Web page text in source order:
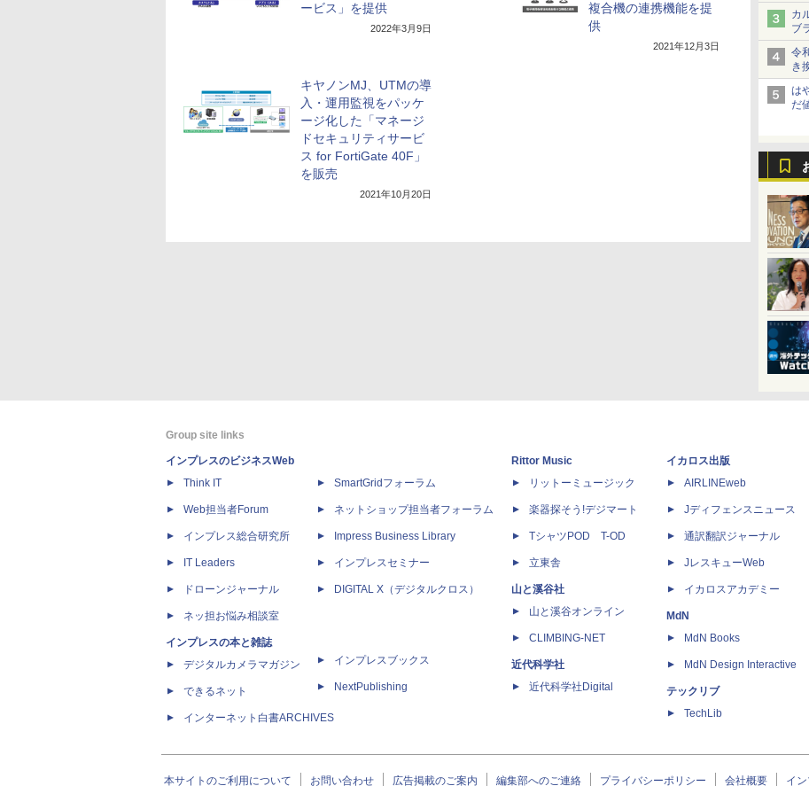
カ
ブ
当
令
き
ム
は
だ
ービス」を提供
2022年3月9日
複合機の連携機能を提
供
2021年12月3日
キヤノンMJ、UTMの導
入・運用監視をパッケ
ージ化した「マネージ
ドセキュリティサービ
ス for FortiGate 40F」
を販売
2021年10月20日
Group site links
インプレスのビジネスWeb
Think IT
Web担当者Forum
インプレス総合研究所
IT Leaders
ドローンジャーナル
ネッ担お悩み相談室
インプレスの本と雑誌
デジタルカメラマガジン
できるネット
インターネット白書ARCHIVES
SmartGridフォーラム
ネットショップ担当者フォーラム
Impress Business Library
インプレスセミナー
DIGITAL X（デジタルクロス）
インプレスブックス
NextPublishing
Rittor Music
リットーミュージック
楽器探そう!デジマート
TシャツPOD T-OD
立東舎
山と溪谷社
山と溪谷オンライン
CLIMBING-NET
近代科学社
近代科学社Digital
イカロス出版
AIRLINEweb
Jディフェンスニュース
通訳翻訳ジャーナル
JレスキューWeb
イカロスアカデミー
MdN
MdN Books
MdN Design Interactive
テックリブ
TechLib
本サイトのご利用について お問い合わせ 広告掲載のご案内 編集部へのご連絡 プライバシーポリシー 会社概要 イ